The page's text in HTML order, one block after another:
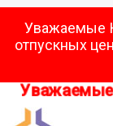
Уважаемые
отпускных